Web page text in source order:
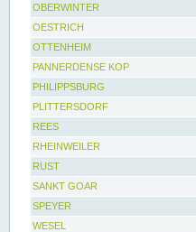
OBERWINTER
OESTRICH
OTTENHEIM
PANNERDENSE KOP
PHILIPPSBURG
PLITTERSDORF
REES
RHEINWEILER
RUST
SANKT GOAR
SPEYER
WESEL